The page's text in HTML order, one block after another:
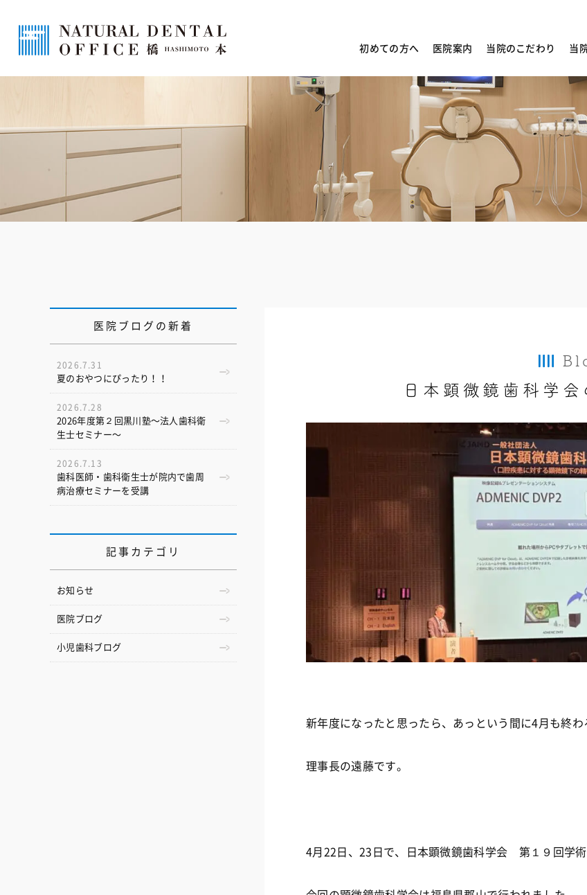
初めての方へ 医院案内 当院のこだわり 当
日本顕微鏡歯科学
新年度になったと思ったら、あっという間に4月も終わ
理事長の遠藤です。
4月22日、23日で、日本顕微鏡歯科学会 第１９回学術
医院ブログの新着
2026.7.31
夏のおやつにぴったり！！
2026.7.28
2026年度第２回黒川塾〜法人歯科衛
生士セミナー〜
2026.7.13
歯科医師・歯科衛生士が院内で歯周
病治療セミナーを受講
記事カテゴリ
お知らせ
医院ブログ
小児歯科ブログ